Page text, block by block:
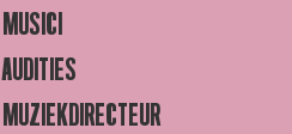
MUSICI
AUDITIES
MUZIEKDIRECTEUR